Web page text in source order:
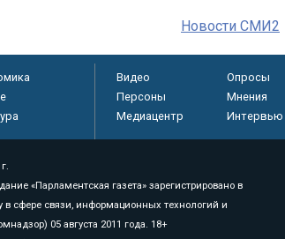
Новости СМИ2
Видео Опросы
Персоны
Мнения
Медиацентр
Интервью
«Парламентская газета» зарегистрировано в
в сфере связи, информационных технологий и
05 августа 2011 года. 18+